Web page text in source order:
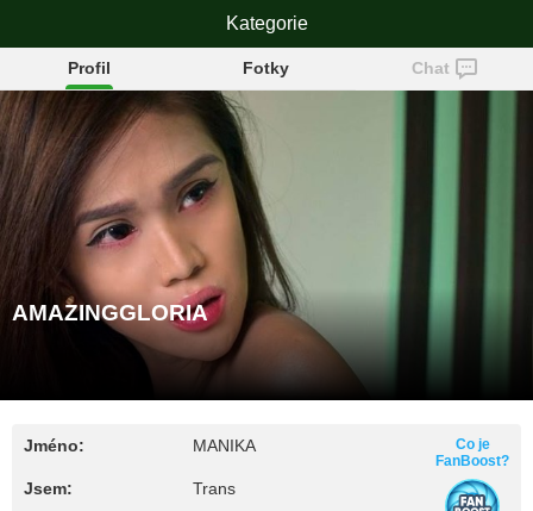
AMAZINGGLORIA
Profil Fotky Chat
AMAZINGGLORIA
Jméno: MANIKA
Jsem: Trans
Co je
FanBoost?
Kategorie